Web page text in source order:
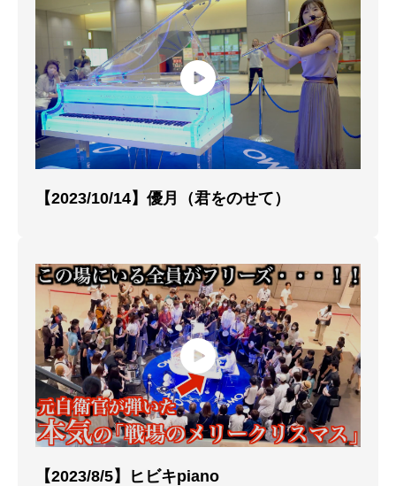
【2023/10/14】優月（君をのせて）
【2023/8/5】ヒビキpiano